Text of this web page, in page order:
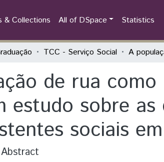
& Collections All of DSpace Statistics
TCC - Serviço Social
de rua como
estudo sobre as
sociais
Abstract